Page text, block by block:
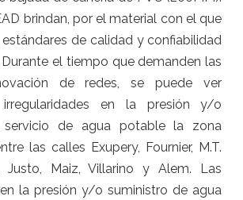
brindan, por el material con el que
de calidad y confiabilidad
el tiempo que demanden las
de redes, se puede ver
en la presión y/o
servicio de agua potable la zona
las calles Exupery, Fournier, M.T.
Justo, Maiz, Villarino y Alem. Las
la presión y/o suministro de agua